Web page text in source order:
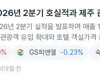
년 2분기 호실적과 제주
년 2분기 실적을 발표하며 매
광객 유입 확대와 호텔 객실가
GS피앤엘 -0.23%
3일 전